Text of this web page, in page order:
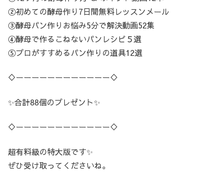
②初めての酵母作り7日間無料レッスンメール
③酵母パン作りお悩み5分で解決動画52集
④酵母で作るこねないパンレシピ５選
⑤プロがすすめるパン作りの道具12選
♢ーーーーーーーーーーーー♢
✨合計88個のプレゼント✨
♢ーーーーーーーーーーーー♢
超有料級の特大版です✨
ぜひ受け取ってくださいね。